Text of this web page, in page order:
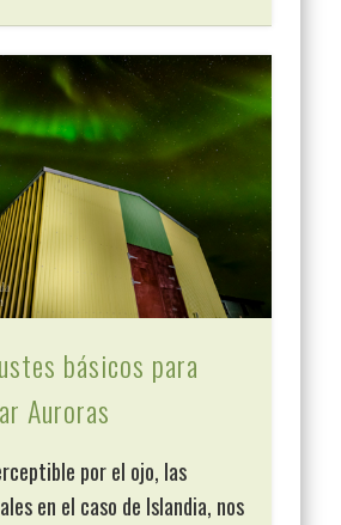
básicos para
Auroras
por el ojo, las
en el caso de Islandia, nos